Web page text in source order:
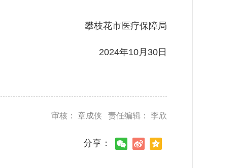
攀枝花市医疗保障局
2024年10月30日
审核： 章成侠 责任编辑： 李欣
分享：